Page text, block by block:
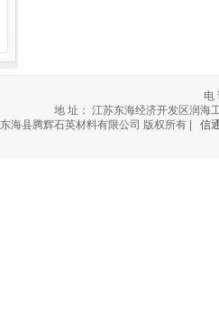
电
地 址： 江苏东海经济开发区润海
东海县腾辉石英材料有限公司 版权所有 | 信